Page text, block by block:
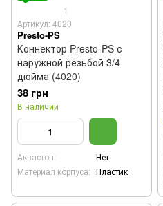
1
Артикул: 4020
Presto-PS
Коннектор Presto-PS с
наружной резьбой 3/4
дюйма (4020)
38 грн
В наличии
Аквастоп:
Нет
Материал корпуса: Пластик